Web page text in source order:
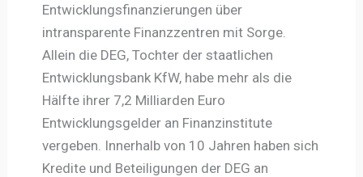
Entwicklungsfinanzierungen über
intransparente Finanzzentren mit Sorge.
Allein die DEG, Tochter der staatlichen
Entwicklungsbank KfW, habe mehr als die
Hälfte ihrer 7,2 Milliarden Euro
Entwicklungsgelder an Finanzinstitute
vergeben. Innerhalb von 10 Jahren haben sich
Kredite und Beteiligungen der DEG an